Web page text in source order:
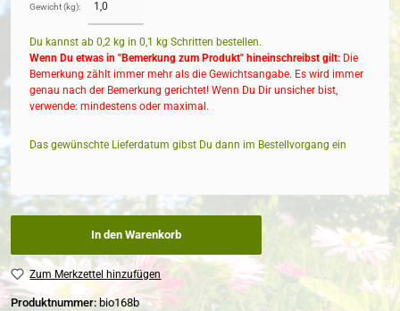
Gewicht (kg):
Du kannst ab 0,2 kg in 0,1 kg Schritten bestellen.
Wenn Du etwas in "Bemerkung zum Produkt" hineinschreibst gilt: Die
Bemerkung zählt immer mehr als die Gewichtsangabe. Es wird immer
genau nach der Bemerkung gerichtet! Wenn Du Dir unsicher bist,
verwende: mindestens oder maximal.
Das gewünschte Lieferdatum gibst Du dann im Bestellvorgang ein
In den Warenkorb
Zum Merkzettel hinzufügen
Produktnummer:bio168b